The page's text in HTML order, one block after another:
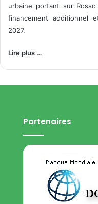
urbaine portant sur
financement additionnel
2027.
Lire plus …
Partenaires